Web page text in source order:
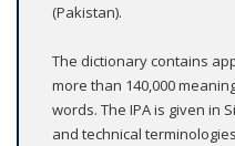
(Pakistan).
The dictionary contains
more than 140,000
words. The IPA is given in
and technical